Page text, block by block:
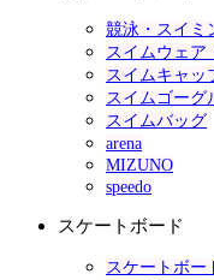
競泳・スイミ
スイムウェア
スイムキャッ
スイムゴーグ
スイムバッグ
arena
MIZUNO
speedo
スケートボード
スケートボー